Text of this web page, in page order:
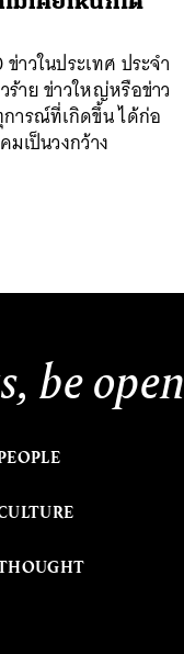
าวในประเทศ ประจำ
ร้าย ข่าวใหญ่หรือข่าว
การณ์ที่เกิดขึ้น ได้ก่อ
มเป็นวงกว้าง
be open